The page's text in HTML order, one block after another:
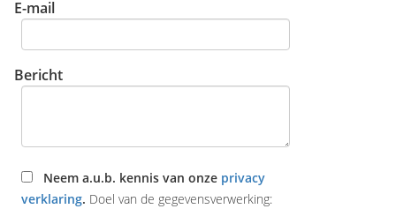
E-mail
Bericht
Neem a.u.b. kennis van onze privacy
verklaring. Doel van de gegevensverwerking: